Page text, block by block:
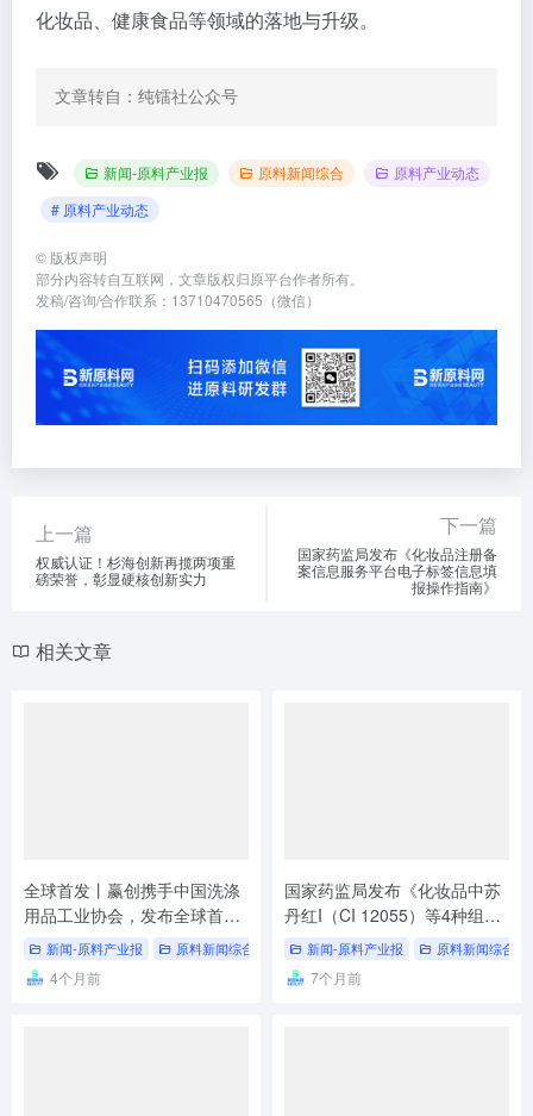
化妆品、健康食品等领域的落地与升级。
文章转自：纯镭社公众号
新闻-原料产业报 原料新闻综合
原料产业动态
# 原料产业动态
© 版权声明
部分内容转自互联网，文章版权归原平台作者所有。
发稿/咨询/合作联系：13710470565（微信）
上一篇
权威认证！杉海创新再揽两项重
磅荣誉，彰显硬核创新实力
下一篇
国家药监局发布《化妆品注册备
案信息服务平台电子标签信息填
报操作指南》
相关文章
全球首发丨赢创携手中国洗涤
用品工业协会，发布全球首个
生物表面活性剂《鼠李糖脂》
团体标准
新闻-原料产业报 原料新闻综合 # 原料企业动态 # 原料企业新闻 # 研发会
4个月前
国家药监局发布《化妆品中苏
丹红I（CI 12055）等4种组分
的测定》补充检验方法
新闻-原料产业报 原料新闻综合
7个月前